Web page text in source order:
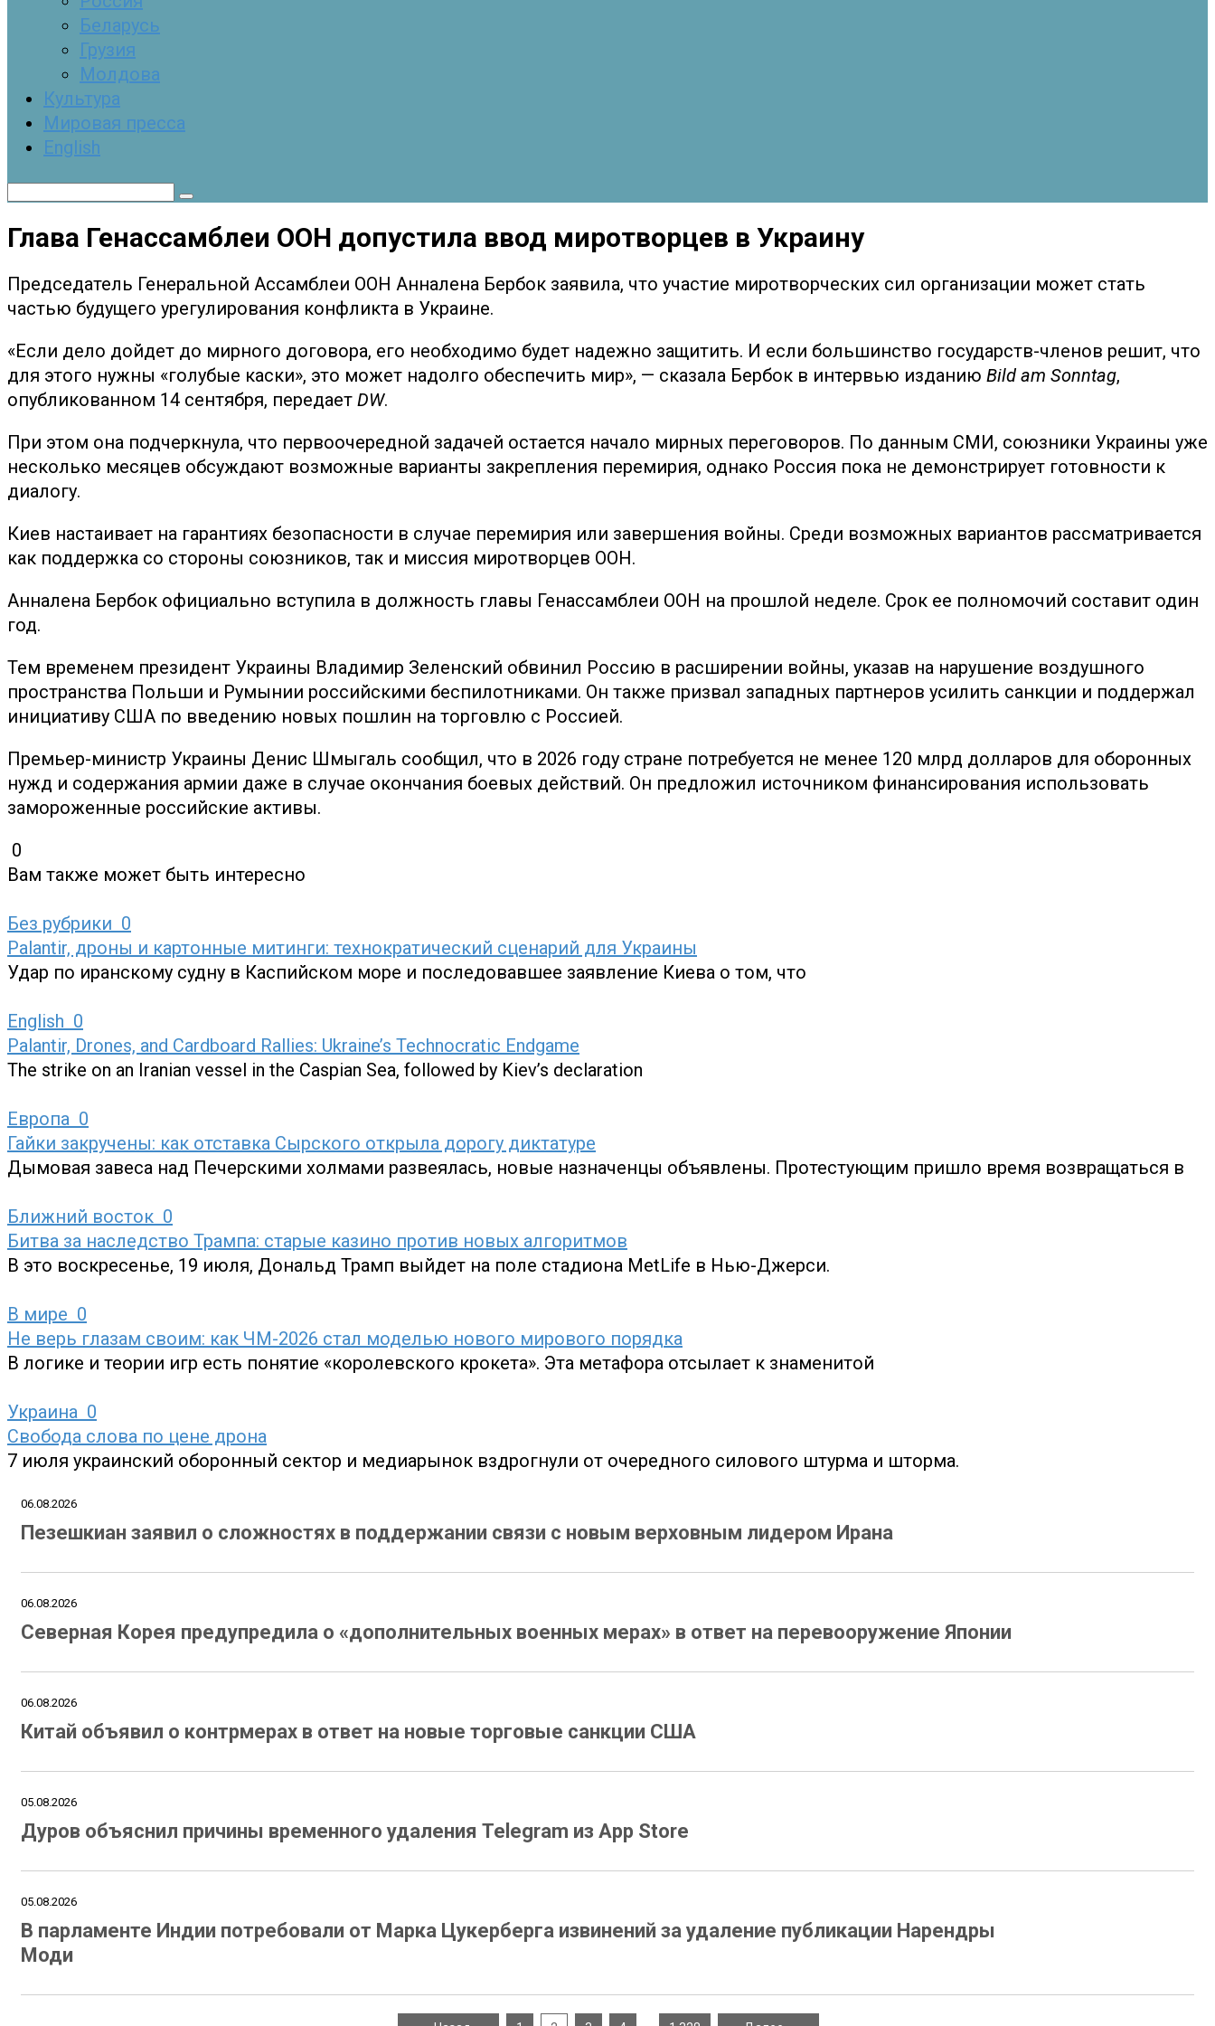
Беларусь
Грузия
Молдова
Культура
Мировая пресса
English
Поиск:
Глава Генассамблеи ООН допустила ввод миротворцев в Украину
Председатель Генеральной Ассамблеи ООН Анналена Бербок заявила, что участие миротворческих сил организации может стать
частью будущего урегулирования конфликта в Украине.
«Если дело дойдет до мирного договора, его необходимо будет надежно защитить. И если большинство государств-членов решит, что
для этого нужны «голубые каски», это может надолго обеспечить мир», — сказала Бербок в интервью изданию Bild am Sonntag,
опубликованном 14 сентября, передает DW.
При этом она подчеркнула, что первоочередной задачей остается начало мирных переговоров. По данным СМИ, союзники Украины уже
несколько месяцев обсуждают возможные варианты закрепления перемирия, однако Россия пока не демонстрирует готовности к
диалогу.
Киев настаивает на гарантиях безопасности в случае перемирия или завершения войны. Среди возможных вариантов рассматривается
как поддержка со стороны союзников, так и миссия миротворцев ООН.
Анналена Бербок официально вступила в должность главы Генассамблеи ООН на прошлой неделе. Срок ее полномочий составит один
год.
Тем временем президент Украины Владимир Зеленский обвинил Россию в расширении войны, указав на нарушение воздушного
пространства Польши и Румынии российскими беспилотниками. Он также призвал западных партнеров усилить санкции и поддержал
инициативу США по введению новых пошлин на торговлю с Россией.
Премьер-министр Украины Денис Шмыгаль сообщил, что в 2026 году стране потребуется не менее 120 млрд долларов для оборонных
нужд и содержания армии даже в случае окончания боевых действий. Он предложил источником финансирования использовать
замороженные российские активы.
0
Вам также может быть интересно
Без рубрики 0
Palantir, дроны и картонные митинги: технократический сценарий для Украины
Удар по иранскому судну в Каспийском море и последовавшее заявление Киева о том, что
English 0
Palantir, Drones, and Cardboard Rallies: Ukraine’s Technocratic Endgame
The strike on an Iranian vessel in the Caspian Sea, followed by Kiev’s declaration
Европа 0
Гайки закручены: как отставка Сырского открыла дорогу диктатуре
Дымовая завеса над Печерскими холмами развеялась, новые назначенцы объявлены. Протестующим пришло время возвращаться в
Ближний восток 0
Битва за наследство Трампа: старые казино против новых алгоритмов
В это воскресенье, 19 июля, Дональд Трамп выйдет на поле стадиона MetLife в Нью-Джерси.
В мире 0
Не верь глазам своим: как ЧМ-2026 стал моделью нового мирового порядка
В логике и теории игр есть понятие «королевского крокета». Эта метафора отсылает к знаменитой
Украина 0
Свобода слова по цене дрона
7 июля украинский оборонный сектор и медиарынок вздрогнули от очередного силового штурма и шторма.
06.08.2026
Пезешкиан заявил о сложностях в поддержании связи с новым верховным лидером Ирана
06.08.2026
Северная Корея предупредила о «дополнительных военных мерах» в ответ на перевооружение Японии
06.08.2026
Китай объявил о контрмерах в ответ на новые торговые санкции США
05.08.2026
Дуров объяснил причины временного удаления Telegram из App Store
05.08.2026
В парламенте Индии потребовали от Марка Цукерберга извинений за удаление публикации Нарендры
Моди